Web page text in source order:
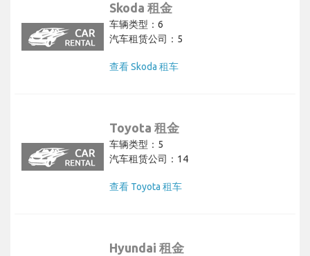
Skoda 租金
车辆类型：6
汽车租赁公司：5
查看 Skoda 租车
Toyota 租金
车辆类型：5
汽车租赁公司：14
查看 Toyota 租车
Hyundai 租金